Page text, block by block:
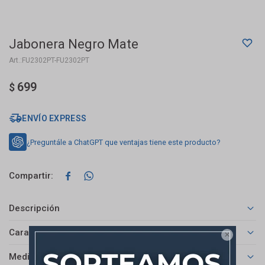

Jabonera Negro Mate
FU2302PT-FU2302PT
$ 699
ENVÍO EXPRESS
¿Preguntále a ChatGPT que ventajas tiene este producto?
 
Descripción
Características
Medios de pago